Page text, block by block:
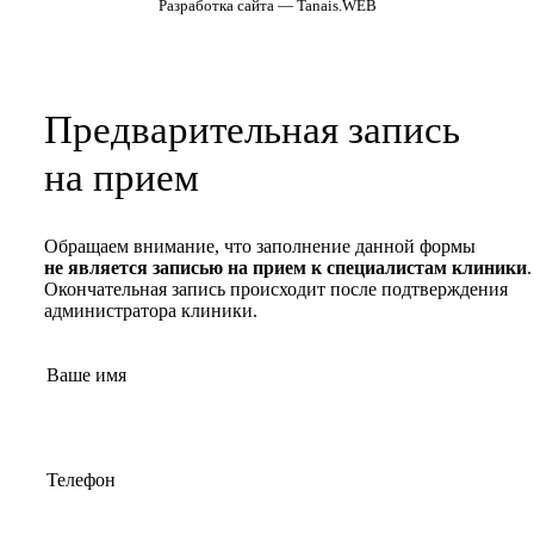
Разработка сайта — Tanais.WEB
Предварительная запись
на прием
Обращаем внимание, что заполнение данной формы
не является записью на прием к специалистам клиники.
Окончательная запись происходит после подтверждения
администратора клиники.